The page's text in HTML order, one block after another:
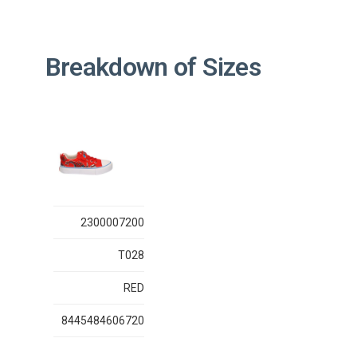
Breakdown of Sizes
2300007200
T028
RED
8445484606720